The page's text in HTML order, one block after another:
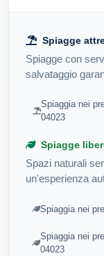
Spiagge
Spiagge con
salvataggio
Spiaggia nei
04023
Spiagge
Spazi naturali
un'esperienza
Spiaggia nei
Spiaggia nei
04023